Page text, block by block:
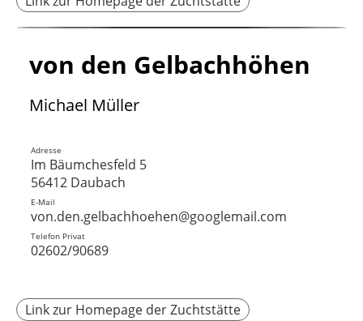
von den Gelbachhöhen
Michael Müller
Adresse
Im Bäumchesfeld 5
56412 Daubach
E-Mail
von.den.gelbachhoehen@googlemail.com
Telefon Privat
02602/90689
Link zur Homepage der Zuchtstätte